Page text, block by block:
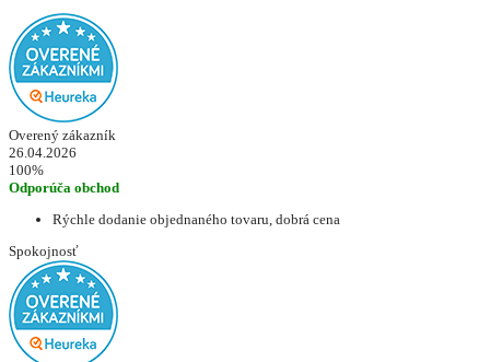
Overený zákazník
26.04.2026
100%
Odporúča obchod
Rýchle dodanie objednaného tovaru, dobrá cena
Spokojnosť